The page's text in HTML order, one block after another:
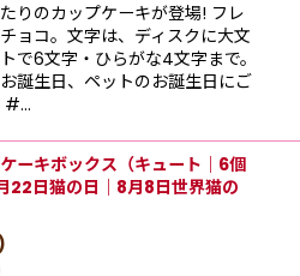
りのカップケーキが登場! フレ
ョコ。文字は、ディスクに大文
で6文字・ひらがな4文字まで。
誕生日、ペットのお誕生日にご
#…
ーキボックス（キュート｜6個
22日猫の日｜8月8日世界猫の